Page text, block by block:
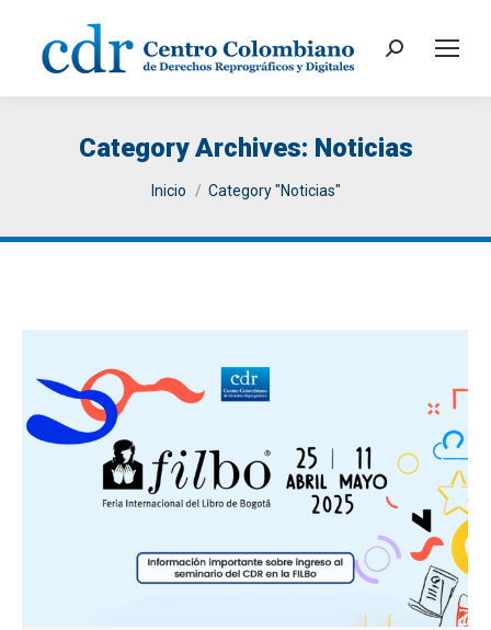
Search:
Category Archives: Noticias
You are here:
Inicio Category "Noticias"